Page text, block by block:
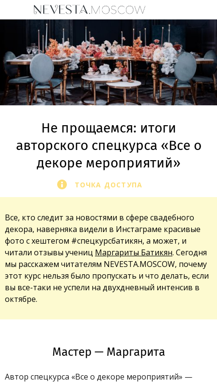
Не прощаемся: итоги
авторского спецкурса «Все о
декоре мероприятий»
ТОЧКА ДОСТУПА
Все, кто следит за новостями в сфере свадебного
декора, наверняка видели в Инстаграме красивые
фото с хештегом #спецкурсбатикян, а может, и
читали отзывы учениц Маргариты Батикян. Сегодня
мы расскажем читателям NEVESTA.MOSCOW, почему
этот курс нельзя было пропускать и что делать, если
вы все-таки не успели на двухдневный интенсив в
октябре.
Мастер — Маргарита
Автор спецкурса «Все о декоре мероприятий» —